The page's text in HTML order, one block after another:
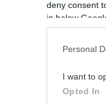
deny consent
in below
Personal
I want to
Opted In